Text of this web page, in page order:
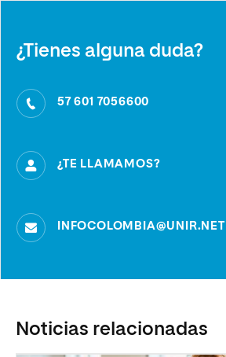
¿Tienes alguna duda?
57 601 7056600
¿TE LLAMAMOS?
INFOCOLOMBIA@UNIR.NET
Noticias relacionadas